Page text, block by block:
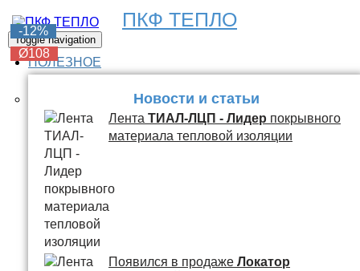
ПКФ ТЕПЛО
Toggle navigation
ПОЛЕЗНОЕ
Новости и статьи
Лента ТИАЛ-ЛЦП - Лидер покрывного
материала тепловой изоляции
Появился в продаже Локатор
-6%
Ø108
-6%
Ø108
-6%
Ø108
-6%
Ø108
-12%
Ø108